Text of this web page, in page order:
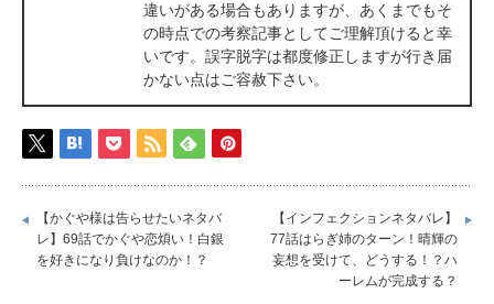
違いがある場合もありますが、あくまでもそ
の時点での考察記事としてご理解頂けると幸
いです。誤字脱字は都度修正しますが行き届
かない点はご容赦下さい。
【かぐや様は告らせたいネタバ
レ】69話でかぐや恋煩い！白銀
を好きになり負けなのか！？
【インフェクションネタバレ】
77話はらぎ姉のターン！晴輝の
妄想を受けて、どうする！？ハ
ーレムが完成する？